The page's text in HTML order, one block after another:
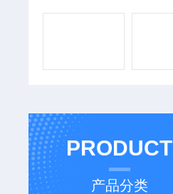
PRODUCT
产品分类